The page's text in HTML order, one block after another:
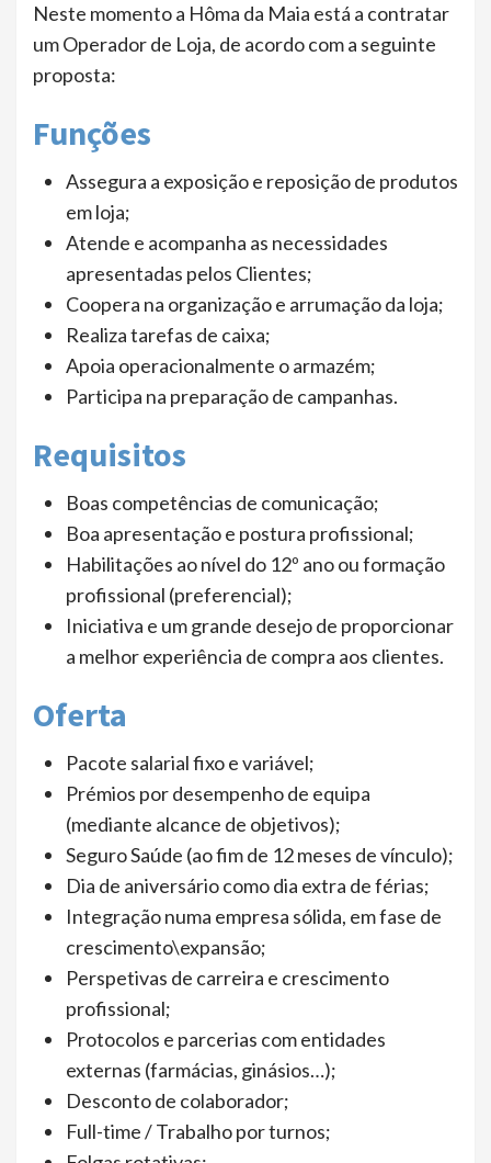
Neste momento a Hôma da Maia está a contratar
um Operador de Loja, de acordo com a seguinte
proposta:
Funções
Assegura a exposição e reposição de produtos
em loja;
Atende e acompanha as necessidades
apresentadas pelos Clientes;
Coopera na organização e arrumação da loja;
Realiza tarefas de caixa;
Apoia operacionalmente o armazém;
Participa na preparação de campanhas.
Requisitos
Boas competências de comunicação;
Boa apresentação e postura profissional;
Habilitações ao nível do 12º ano ou formação
profissional (preferencial);
Iniciativa e um grande desejo de proporcionar
a melhor experiência de compra aos clientes.
Oferta
Pacote salarial fixo e variável;
Prémios por desempenho de equipa
(mediante alcance de objetivos);
Seguro Saúde (ao fim de 12 meses de vínculo);
Dia de aniversário como dia extra de férias;
Integração numa empresa sólida, em fase de
crescimento\expansão;
Perspetivas de carreira e crescimento
profissional;
Protocolos e parcerias com entidades
externas (farmácias, ginásios…);
Desconto de colaborador;
Full-time / Trabalho por turnos;